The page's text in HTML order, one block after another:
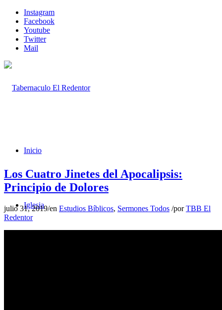
Instagram
Facebook
Youtube
Twitter
Mail
Inicio
Iglesia
Los Cuatro Jinetes del Apocalipsis:
Principio de Dolores
julio 31, 2019/en Estudios Bíblicos, Sermones Todos /porTBB El
Redentor